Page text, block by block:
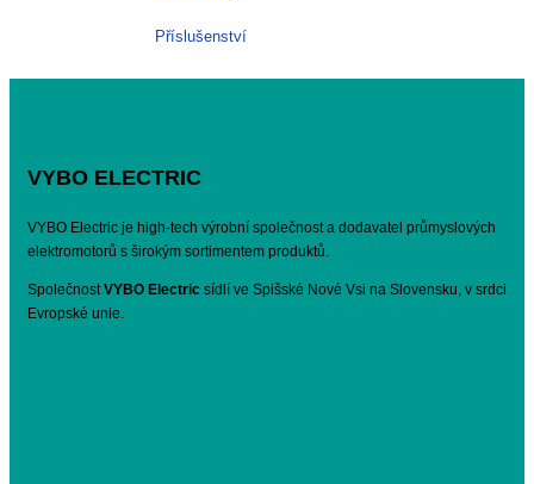
Příslušenství
VYBO ELECTRIC
VYBO Electric je high-tech výrobní společnost a dodavatel průmyslových
elektromotorů s širokým sortimentem produktů.
SpolečnostVYBO Electric sídlí ve Spišské Nové Vsi na Slovensku, v srdci
Evropské unie.